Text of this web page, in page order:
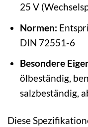
25 V
Normen:
DIN 72551-6
Besondere
ölbeständig,
salzbeständig,
Diese